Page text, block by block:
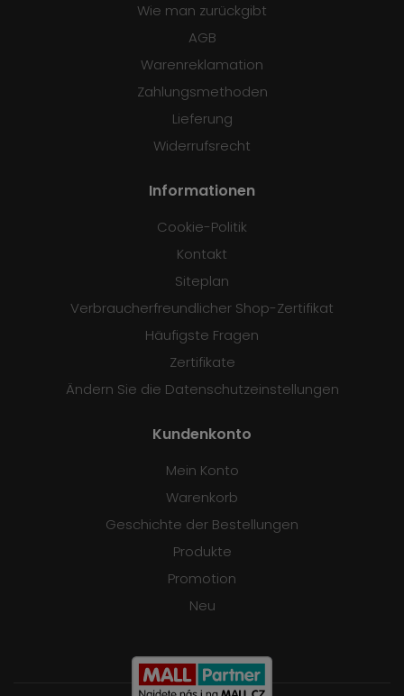
Wie man zurückgibt
AGB
Warenreklamation
Zahlungsmethoden
Lieferung
Widerrufsrecht
Informationen
Cookie-Politik
Kontakt
Siteplan
Verbraucherfreundlicher Shop-Zertifikat
Häufigste Fragen
Zertifikate
Ändern Sie die Datenschutzeinstellungen
Kundenkonto
Mein Konto
Warenkorb
Geschichte der Bestellungen
Produkte
Promotion
Neu